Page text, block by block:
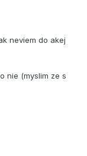
neviem do akej
nie (myslim ze s